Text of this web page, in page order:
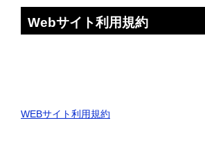
Webサイト利用規約
WEBサイト利用規約